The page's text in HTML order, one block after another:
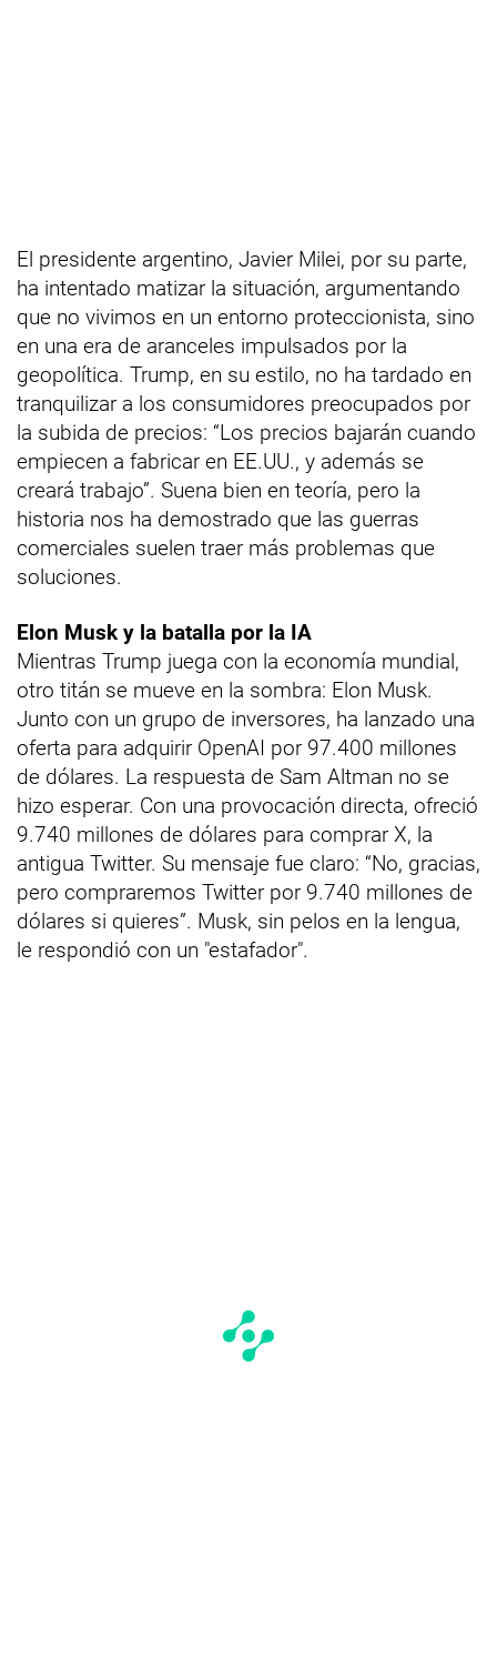
El presidente argentino, Javier Milei, por su parte,
ha intentado matizar la situación, argumentando
que no vivimos en un entorno proteccionista, sino
en una era de aranceles impulsados por la
geopolítica. Trump, en su estilo, no ha tardado en
tranquilizar a los consumidores preocupados por
la subida de precios: “Los precios bajarán cuando
empiecen a fabricar en EE.UU., y además se
creará trabajo”. Suena bien en teoría, pero la
historia nos ha demostrado que las guerras
comerciales suelen traer más problemas que
soluciones.
Elon Musk y la batalla por la IA
Mientras Trump juega con la economía mundial,
otro titán se mueve en la sombra: Elon Musk.
Junto con un grupo de inversores, ha lanzado una
oferta para adquirir OpenAI por 97.400 millones
de dólares. La respuesta de Sam Altman no se
hizo esperar. Con una provocación directa, ofreció
9.740 millones de dólares para comprar X, la
antigua Twitter. Su mensaje fue claro: “No, gracias,
pero compraremos Twitter por 9.740 millones de
dólares si quieres”. Musk, sin pelos en la lengua,
le respondió con un "estafador".